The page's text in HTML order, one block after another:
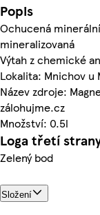
Popis
Ochucená
mineralizovaná
Výtah z chemické
Lokalita: Mnichov u
Název zdroje:
zálohujme.cz
Množství: 0.5l
Loga třetí
Zelený bod
Složení